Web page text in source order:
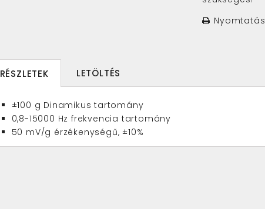
Nyomtatás
RÉSZLETEK LETÖLTÉS
±100 g Dinamikus tartomány
0,8-15000 Hz frekvencia tartomány
50 mV/g érzékenységű, ±10%